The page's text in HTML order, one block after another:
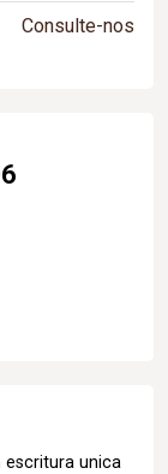
Consulte-nos
escritura unica